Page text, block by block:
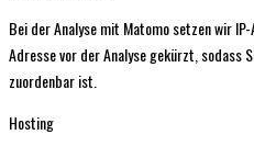
Bei der Analyse mit Matomo setzen wir
Adresse vor der Analyse gekürzt, sodass
zuordenbar ist.
Hosting